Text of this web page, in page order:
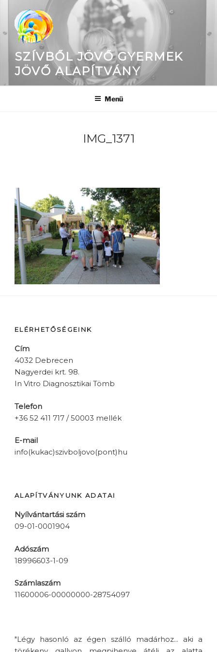
SZÍVBŐL JÖVŐ GYERMEK
JÖVŐ ALAPÍTVÁNY
Menü
IMG_1371
ELÉRHETŐSÉGEINK
Cím
4032 Debrecen
Nagyerdei krt. 98.
In Vitro Diagnosztikai Tömb
Telefon
+36 52 411 717 / 50003 mellék
E-mail
info(kukac)szivboljovo(pont)hu
ALAPÍTVÁNYUNK ADATAI
Nyílvántartási szám
09-01-0001904
Adószám
18996603-1-09
Számlaszám
11600006-00000000-28754097
"Légy hasonló az égen szálló madárhoz... aki a